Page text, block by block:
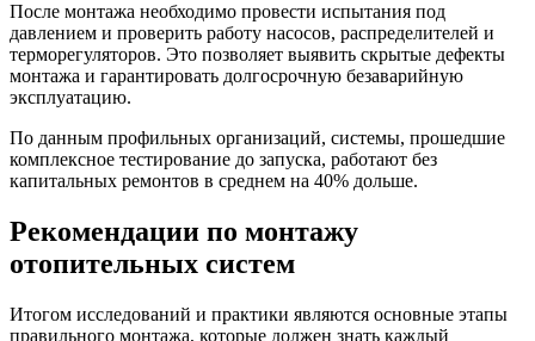
После монтажа необходимо провести испытания под
давлением и проверить работу насосов, распределителей и
терморегуляторов. Это позволяет выявить скрытые дефекты
монтажа и гарантировать долгосрочную безаварийную
эксплуатацию.
По данным профильных организаций, системы, прошедшие
комплексное тестирование до запуска, работают без
капитальных ремонтов в среднем на 40% дольше.
Рекомендации по монтажу
отопительных систем
Итогом исследований и практики являются основные этапы
правильного монтажа, которые должен знать каждый